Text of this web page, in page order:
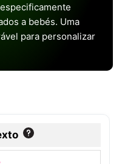
a bebés. Uma
para personalizar